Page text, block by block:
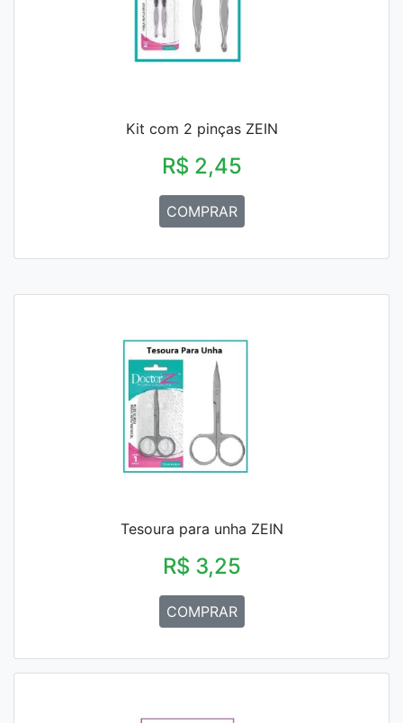
Kit com 2 pinças ZEIN
R$ 2,45
COMPRAR
Tesoura para unha ZEIN
R$ 3,25
COMPRAR